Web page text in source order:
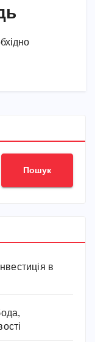
Пошук
в